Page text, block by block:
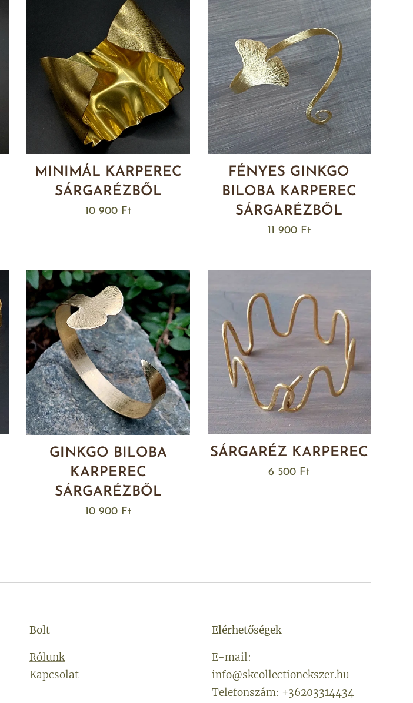
MINIMÁL KARPEREC
SÁRGARÉZBŐL
10 900Ft
FÉNYES GINKGO
BILOBA KARPEREC
SÁRGARÉZBŐL
11 900Ft
GINKGO BILOBA
KARPEREC
SÁRGARÉZBŐL
10 900Ft
SÁRGARÉZ KARPEREC
6 500 Ft
Bolt
Rólunk
Kapcsolat
Elérhetőségek
E-mail:
info@skcollectionekszer.hu
Telefonszám: +36203314434